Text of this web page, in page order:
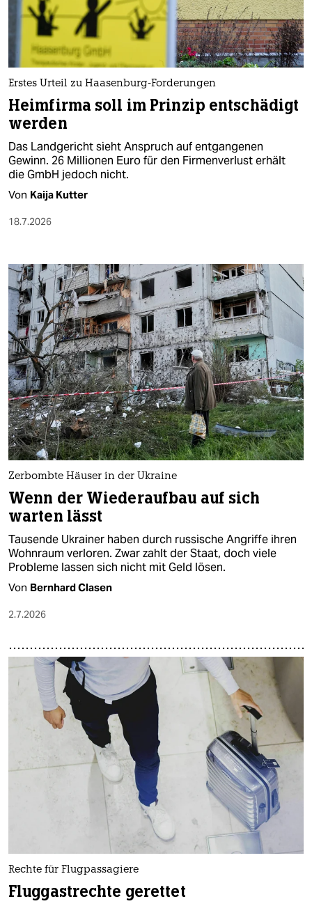
nord
wahrheit
verlag
verlag
veranstaltungen
shop
fragen & hilfe
abo
genossenschaft
epaper login
Erstes Urteil zu Haasenburg-Forderungen
Heimfirma soll im Prinzip entschädigt
werden
Das Landgericht sieht Anspruch auf entgangenen
Gewinn. 26 Millionen Euro für den Firmenverlust erhält
die GmbH jedoch nicht.
Von Kaija Kutter
18.7.2026
Zerbombte Häuser in der Ukraine
Wenn der Wiederaufbau auf sich
warten lässt
Tausende Ukrainer haben durch russische Angriffe ihren
Wohnraum verloren. Zwar zahlt der Staat, doch viele
Probleme lassen sich nicht mit Geld lösen.
Von Bernhard Clasen
2.7.2026
Rechte für Flugpassagiere
Fluggastrechte gerettet